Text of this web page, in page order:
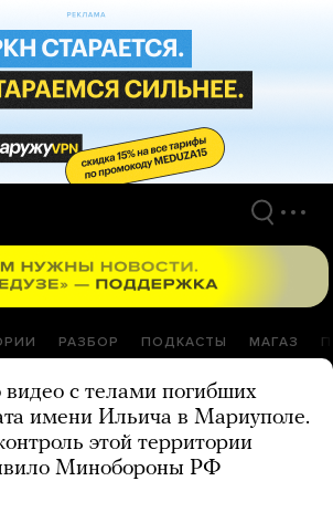
РАЗБОР ПОДКАСТЫ МАГАЗ
видео с телами погибших
имени Ильича в Мариуполе.
этой территории
Минобороны РФ